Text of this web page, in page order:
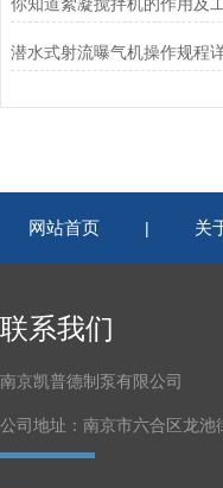
潜水式射流曝气机操作规程
网站首页 | 关
联系我们
南京凯普德制泵有限公司
公司地址：南京市六合区龙